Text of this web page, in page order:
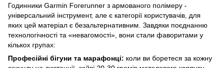
Годинники Garmin Forerunner з армованого полімеру -
універсальний інструмент, але є категорії користувачів, для
яких цей матеріал є безальтернативним. Завдяки поєднанню
технологічності та «невагомості», вони стали фаворитами у
кількох групах:
Професійні бігуни та марафонці: коли ви боретеся за кожну